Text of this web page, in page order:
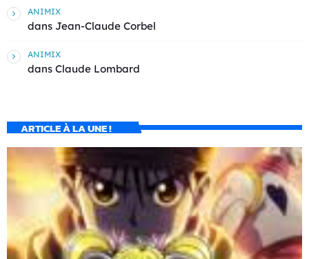
ANIMIX
dans Jean-Claude Corbel
ANIMIX
dans Claude Lombard
ARTICLE À LA UNE !